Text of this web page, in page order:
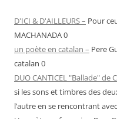
D'ICI & D'AILLEURS – Pour
MACHANADA 0
un poète en catalan – Pere
catalan 0
DUO CANTICEL "Ballade" de
si les sons et timbres des
l’autre en se rencontrant